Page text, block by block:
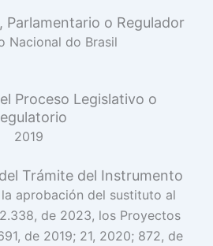
Parlamentario o Regulador
Nacional do Brasil
Proceso Legislativo o
2019
Trámite del Instrumento
aprobación del sustituto al
de 2023, los Proyectos
de 2019; 21, 2020; 872, de